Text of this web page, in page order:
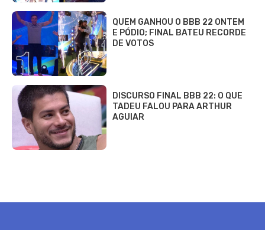
QUEM GANHOU O BBB 22 ONTEM
E PÓDIO; FINAL BATEU RECORDE
DE VOTOS
DISCURSO FINAL BBB 22: O QUE
TADEU FALOU PARA ARTHUR
AGUIAR